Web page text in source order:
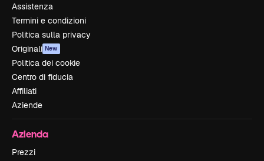
Assistenza
Termini e condizioni
Politica sulla privacy
Originali New
Politica dei cookie
Centro di fiducia
Affiliati
Aziende
Azienda
Prezzi